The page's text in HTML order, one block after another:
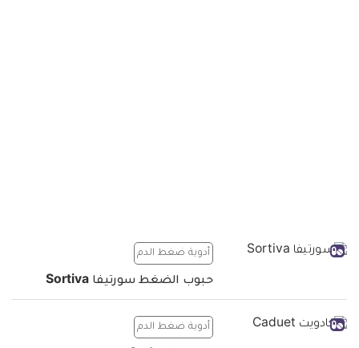
أدوية ضغط الدم
حبوب الضغط سورتيفا Sortiva
أدوية ضغط الدم